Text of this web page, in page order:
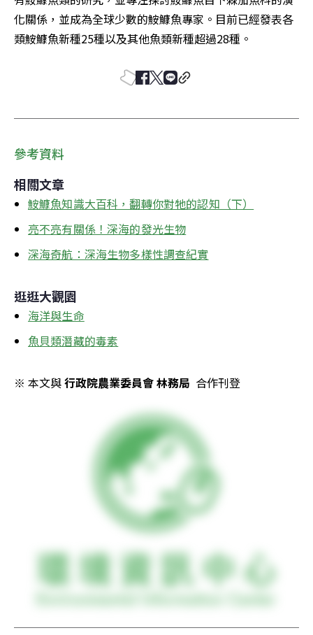
化關係，並成為全球少數的鮟鱇魚專家。目前已經發表各
類鮟鱇魚新種25種以及其他魚類新種超過28種。
參考資料
相關文章
鮟鱇魚知識大百科，翻轉你對牠的認知（下）
亮不亮有關係！深海的發光生物
深海奇航：深海生物多樣性調查紀實
逛逛大觀園
海洋與生命
魚貝類潛藏的毒素
※ 本文與 行政院農業委員會 林務局 合作刊登